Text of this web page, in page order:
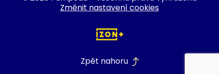
Změnit nastavení cookies
Zpět nahoru